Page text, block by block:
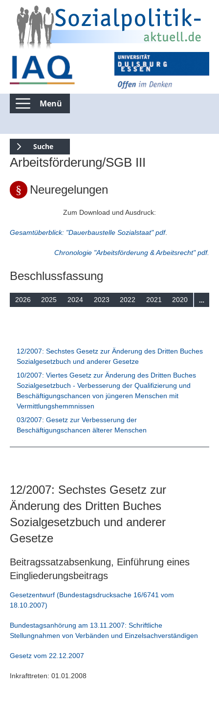
Menü
Suche
Kommentierte Infografiken
Suchen nur in Kommentierte Infografiken
Suchen
Arbeitsförderung/SGB III
Neuregelungen
Zum Download und Ausdruck:
Gesamtüberblick: "Dauerbaustelle Sozialstaat" pdf.
Chronologie "Arbeitsförderung & Arbeitsrecht" pdf.
Beschlussfassung
2026 2025 2024 2023 2022 2021 2020 …
12/2007: Sechstes Gesetz zur Änderung des Dritten Buches
Sozialgesetzbuch und anderer Gesetze
10/2007: Viertes Gesetz zur Änderung des Dritten Buches
Sozialgesetzbuch - Verbesserung der Qualifizierung und
Beschäftigungschancen von jüngeren Menschen mit
Vermittlungshemmnissen
03/2007: Gesetz zur Verbesserung der
Beschäftigungschancen älterer Menschen
12/2007: Sechstes Gesetz zur
Änderung des Dritten Buches
Sozialgesetzbuch und anderer
Gesetze
Beitragssatzabsenkung, Einführung eines
Eingliederungsbeitrags
Gesetzentwurf (Bundestagsdrucksache 16/6741 vom
18.10.2007)
Bundestagsanhörung am 13.11.2007: Schriftliche
Stellungnahmen von Verbänden und Einzelsachverständigen
Gesetz vom 22.12.2007
Inkrafttreten: 01.01.2008